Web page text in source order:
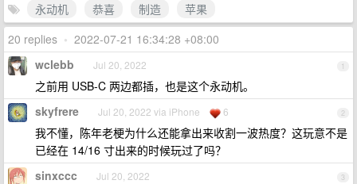
永动机 恭喜 制造
苹果
20 replies • 2022-07-21 16:34:28 +08:00
1
wclebb Jul 20, 2022
之前用 USB-C 两边都插，也是这个永动机。
2
skyfrere Jul 20, 2022 via iPhone 6
我不懂，陈年老梗为什么还能拿出来收割一波热度？这玩意不是
已经在 14/16 寸出来的时候玩过了吗？
3
sinxccc Jul 20, 2022